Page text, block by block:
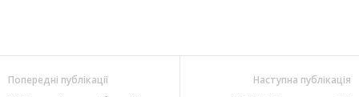
Попередні публікації Наступна публікація